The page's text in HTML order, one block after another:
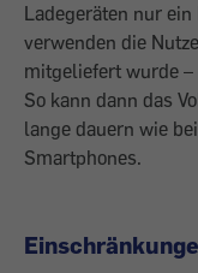
Ladegeräten nur
verwenden die
mitgeliefert wurde
So kann dann das
lange dauern wie
Smartphones.